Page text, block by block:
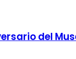
del